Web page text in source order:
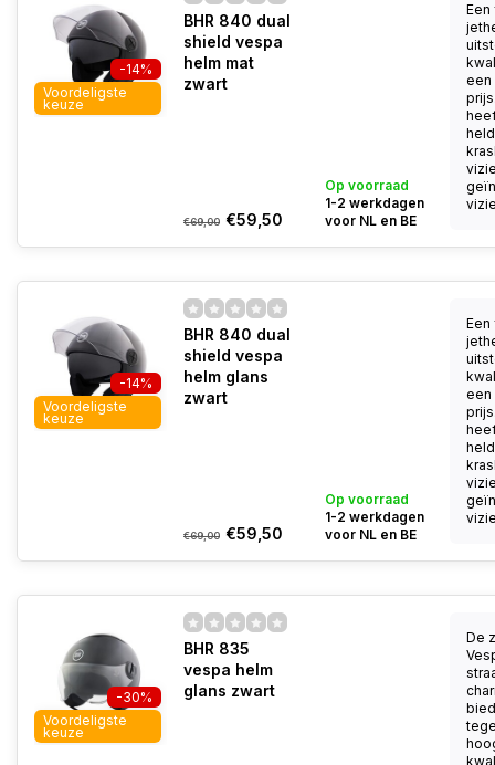
-14%
Voordeligste
keuze
BHR 840 dual
shield vespa
helm mat
zwart
€69,00 €59,50
Op voorraad
1-2 werkdagen
voor NL en BE
Een
een
-14%
Voordeligste
keuze
BHR 840 dual
shield vespa
helm glans
zwart
€69,00 €59,50
Op voorraad
1-2 werkdagen
voor NL en BE
Een
een
-30%
Voordeligste
keuze
BHR 835
vespa helm
glans zwart
De